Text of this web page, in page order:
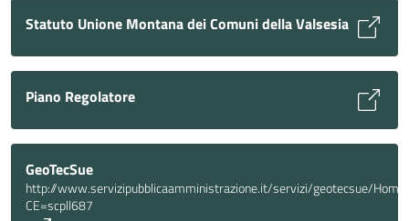
Statuto Unione Montana dei Comuni della Valsesia
Piano Regolatore
GeoTecSue
http://www.servizipubblicaamministrazione.it/servizi/geotecsue/
CE=scpll687